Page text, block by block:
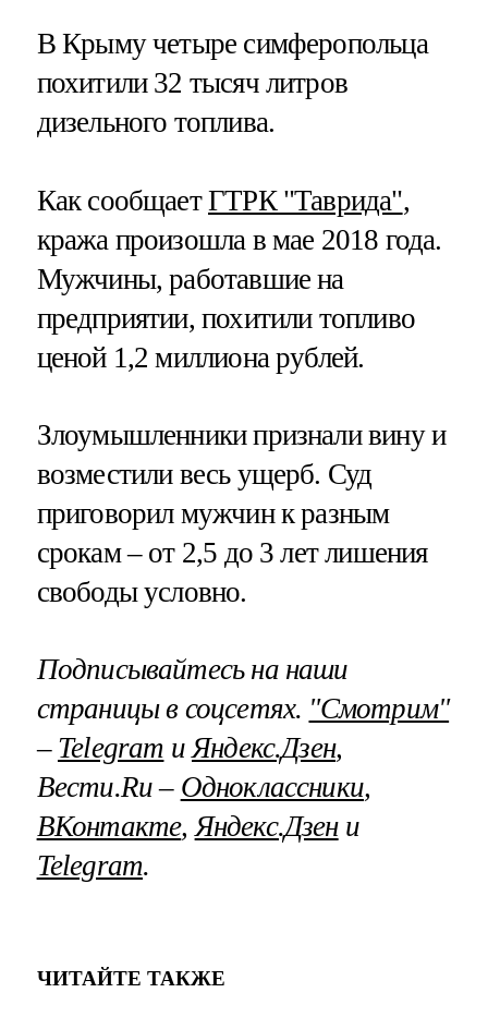
В Крыму четыре симферопольца
похитили 32 тысяч литров
дизельного топлива.
Как сообщаетГТРК "Таврида",
кража произошла в мае 2018 года.
Мужчины, работавшие на
предприятии, похитили топливо
ценой 1,2 миллиона рублей.
Злоумышленники признали вину и
возместили весь ущерб. Суд
приговорил мужчин к разным
срокам – от 2,5 до 3 лет лишения
свободы условно.
Подписывайтесь на наши
страницы в соцсетях. "Смотрим"
– Telegram и Яндекс.Дзен,
Вести.Ru – Одноклассники,
ВКонтакте, Яндекс.Дзени
Telegram.
ЧИТАЙТЕ ТАКЖЕ